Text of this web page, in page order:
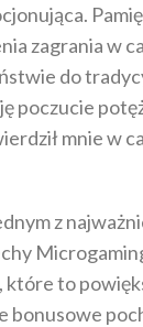
zagrania w
do
poczucie
mnie w
z
które to
bonusowe